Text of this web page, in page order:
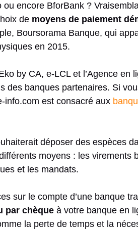
encore BforBank ?
de moyens de paiement
Boursorama Banque, qui
en 2015.
by CA, e-LCL et l’Agence en
des banques partenaires. Si
info.com est consacré aux
déposer des espèces
moyens : les virements
et les mandats.
sur le compte d’une banque
par chèque à votre banque en
la perte de temps et la